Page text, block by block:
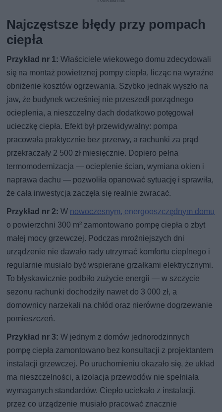
Najczęstsze błędy przy pompach
ciepła
Przykład nr 1: Właściciele wiekowego domu zdecydowali
się na montaż powietrznej pompy ciepła, licząc na wyraźne
obniżenie kosztów ogrzewania. Szybko jednak wyszło na
jaw, że budynek wcześniej nie przeszedł porządnego
ocieplenia, a nieszczelny dach dodatkowo potęgował
ucieczkę ciepła. Efekt był przewidywalny: pompa
pracowała praktycznie bez przerwy, a rachunki za prąd
przekraczały 2 500 zł miesięcznie. Dopiero pełna
termomodernizacja — ocieplenie ścian, wymiana okien i
naprawa dachu — pozwoliła opanować sytuację i sprawiła,
że cała inwestycja zaczęła się realnie zwracać.
Przykład nr 2: W nowoczesnym, energooszczędnym domu
o powierzchni 300 m² zamontowano pompę ciepła o zbyt
małej mocy grzewczej. Podczas mroźniejszych dni
urządzenie nie dawało rady utrzymać komfortu cieplnego i
regularnie musiało być wspierane grzałkami elektrycznymi.
To błyskawicznie podbiło zużycie energii — w szczycie
sezonu rachunki dochodziły nawet do 3 000 zł, a
domownicy narzekali na chłód oraz nierówne dogrzewanie
pomieszczeń.
Przykład nr 3: W jednym z domów jednorodzinnych
pompę ciepła zamontowano bez konsultacji z projektantem
instalacji grzewczej. Po uruchomieniu okazało się, że układ
ma nieszczelności, a izolacja przewodów nie spełniała
wymaganych standardów. Ciepło uciekało z instalacji,
przez co urządzenie musiało pracować znacznie